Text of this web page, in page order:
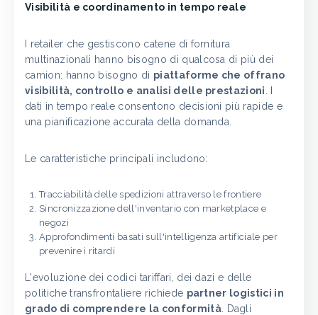
Visibilità e coordinamento in tempo reale
I retailer che gestiscono catene di fornitura
multinazionali hanno bisogno di qualcosa di più dei
camion: hanno bisogno di piattaforme che offrano
visibilità, controllo e analisi delle prestazioni
dati in tempo reale consentono decisioni più rapide e
una pianificazione accurata della domanda.
Le caratteristiche principali includono:
Tracciabilità delle spedizioni attraverso le frontiere
Sincronizzazione dell'inventario con marketplace e
negozi
Approfondimenti basati sull'intelligenza artificiale per
prevenire i ritardi
L'evoluzione dei codici tariffari, dei dazi e delle
politiche transfrontaliere richiede partner logistici in
grado di comprendere la conformità. Dagli